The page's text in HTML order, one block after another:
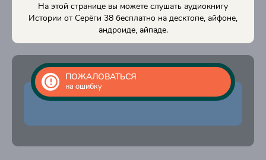
На этой странице вы можете слушать аудиокнигу
Истории от Серёги 38 бесплатно на десктопе, айфоне,
андроиде, айпаде.
ПОЖАЛОВАТЬСЯ
на ошибку